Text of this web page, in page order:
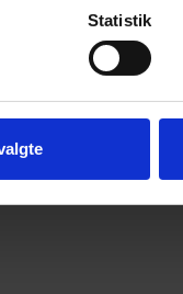
Statistik